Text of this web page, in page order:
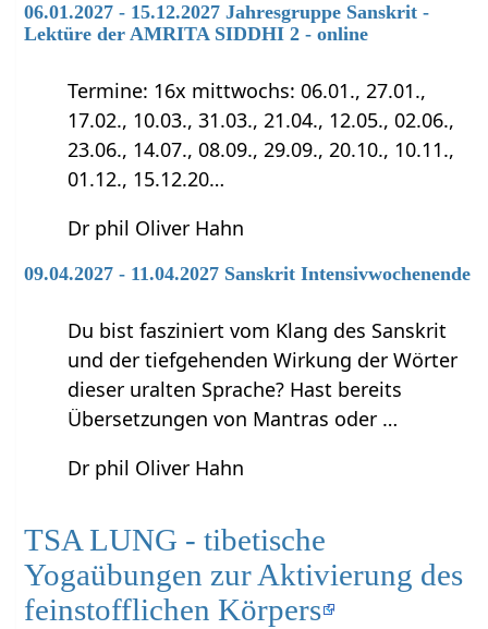
06.01.2027 - 15.12.2027 Jahresgruppe Sanskrit -
Lektüre der AMRITA SIDDHI 2 - online
Termine: 16x mittwochs: 06.01., 27.01.,
17.02., 10.03., 31.03., 21.04., 12.05., 02.06.,
23.06., 14.07., 08.09., 29.09., 20.10., 10.11.,
01.12., 15.12.20…
Dr phil Oliver Hahn
09.04.2027 - 11.04.2027 Sanskrit Intensivwochenende
Du bist fasziniert vom Klang des Sanskrit
und der tiefgehenden Wirkung der Wörter
dieser uralten Sprache? Hast bereits
Übersetzungen von Mantras oder …
Dr phil Oliver Hahn
TSA LUNG - tibetische
Yogaübungen zur Aktivierung des
feinstofflichen Körpers